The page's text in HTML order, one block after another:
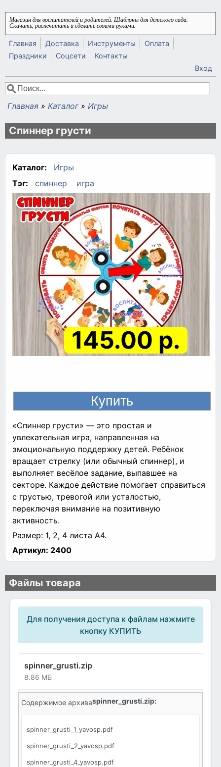
Перейти к основному содержанию
Магазин для воспитателей и родителей. Шаблоны для детского сада.
Скачать, распечатать и сделать своими руками.
Главная Доставка Инструменты
Оплата
Праздники
Соцсети
Контакты
Вход
Форма поиска
Поиск
Вы здесь
Главная » Каталог » Игры
Спиннер грусти
Каталог:
Игры
Тэг:
спиннер игра
145.00 р.
«Спиннер грусти» — это простая и
увлекательная игра, направленная на
эмоциональную поддержку детей. Ребёнок
вращает стрелку (или обычный спиннер), и
выполняет весёлое задание, выпавшее на
секторе. Каждое действие помогает справиться
с грустью, тревогой или усталостью,
переключая внимание на позитивную
активность.
Размер: 1, 2, 4 листа А4.
Артикул: 2400
Файлы товара
Для получения доступа к файлам нажмите
кнопку КУПИТЬ
spinner_grusti.zip
8.86 МБ
Содержимое архиваspinner_grusti.zip:
spinner_grusti_1_yavosp.pdf
spinner_grusti_2_yavosp.pdf
spinner_grusti_4_yavosp.pdf